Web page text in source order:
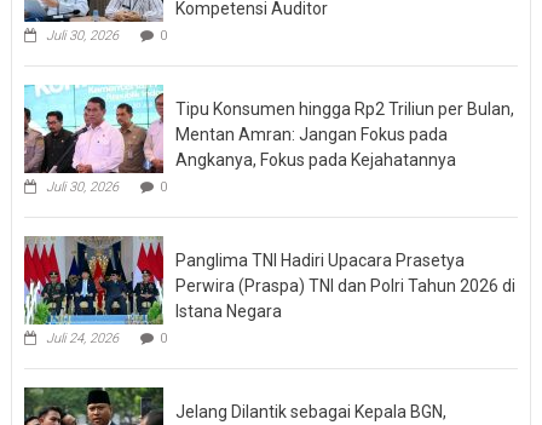
Kompetensi Auditor
Juli 30, 2026 0
Tipu Konsumen hingga Rp2 Triliun per Bulan,
Mentan Amran: Jangan Fokus pada
Angkanya, Fokus pada Kejahatannya
Juli 30, 2026 0
Panglima TNI Hadiri Upacara Prasetya
Perwira (Praspa) TNI dan Polri Tahun 2026 di
Istana Negara
Juli 24, 2026 0
Jelang Dilantik sebagai Kepala BGN,